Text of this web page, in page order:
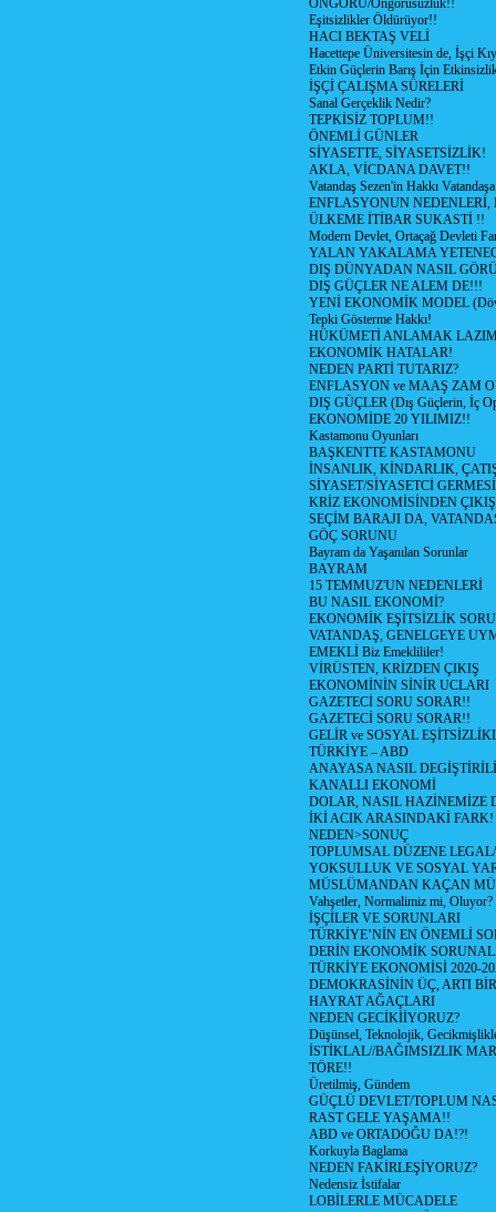
ÖNGÖRÜ/Öngörüsüzlük!!
Eşitsizlikler Öldürüyor!!
HACI BEKTAŞ VELİ
Hacettepe Üniversitesin de, İşçi
Etkin Güçlerin Barış İçin
İŞÇİ ÇALIŞMA SÜRELERİ
Sanal Gerçeklik Nedir?
TEPKİSİZ TOPLUM!!
ÖNEMLİ GÜNLER
SİYASETTE, SİYASETSİZLİK!
AKLA, VİCDANA DAVET!!
Vatandaş Sezen'in Hakkı
ENFLASYONUN NEDENLERİ,
ÜLKEME İTİBAR SUKASTİ !!
Modern Devlet, Ortaçağ Devleti
YALAN YAKALAMA
DIŞ DÜNYADAN NASIL
DIŞ GÜÇLER NE ALEM DE!!!
YENİ EKONOMİK MODEL
Tepki Gösterme Hakkı!
HÜKÜMETİ ANLAMAK
EKONOMİK HATALAR!
NEDEN PARTİ TUTARIZ?
ENFLASYON ve MAAŞ ZAM
DIŞ GÜÇLER (Dış Güçlerin, İç
EKONOMİDE 20 YILIMIZ!!
Kastamonu Oyunları
BAŞKENTTE KASTAMONU
İNSANLIK, KİNDARLIK,
SİYASET/SİYASETCİ
KRİZ EKONOMİSİNDEN ÇIKIŞ
SEÇİM BARAJI DA,
GÖÇ SORUNU
Bayram da Yaşanılan Sorunlar
BAYRAM
15 TEMMUZ'UN NEDENLERİ
BU NASIL EKONOMİ?
EKONOMİK EŞİTSİZLİK
VATANDAŞ, GENELGEYE
EMEKLİ Biz Emeklililer!
VİRÜSTEN, KRİZDEN ÇIKIŞ
EKONOMİNİN SİNİR UCLARI
GAZETECİ SORU SORAR!!
GAZETECİ SORU SORAR!!
GELİR ve SOSYAL
TÜRKİYE – ABD
ANAYASA NASIL
KANALLI EKONOMİ
DOLAR, NASIL HAZİNEMİZE
İKİ ACIK ARASINDAKİ FARK!
NEDEN>SONUÇ
TOPLUMSAL DÜZENE
YOKSULLUK VE SOSYAL
MÜSLÜMANDAN KAÇAN
Vahşetler, Normalimiz mi, Oluyor?
İŞÇİLER VE SORUNLARI
TÜRKİYE’NİN EN ÖNEMLİ
DERİN EKONOMİK
TÜRKİYE EKONOMİSİ 2020-
DEMOKRASİNİN ÜÇ, ARTI
HAYRAT AĞAÇLARI
NEDEN GECİKİİYORUZ?
Düşünsel, Teknolojik,
İSTİKLAL//BAĞIMSIZLIK
TÖRE!!
Üretilmiş, Gündem
GÜÇLÜ DEVLET/TOPLUM
RAST GELE YAŞAMA!!
ABD ve ORTADOĞU DA!?!
Korkuyla Baglama
NEDEN FAKİRLEŞİYORUZ?
Nedensiz İstifalar
LOBİLERLE MÜCADELE